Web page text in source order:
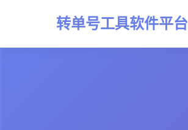
转单号工具软件平台